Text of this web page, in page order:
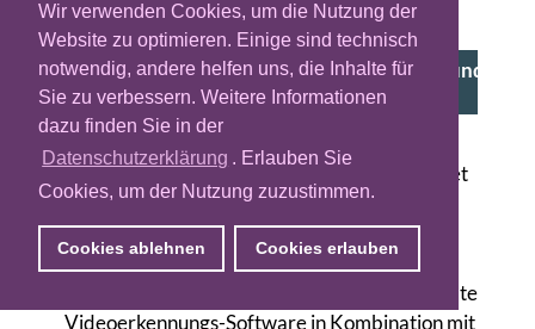
Wir verwenden Cookies, um die Nutzung der
Website zu optimieren. Einige sind technisch
notwendig, andere helfen uns, die Inhalte für
Sie zu verbessern. Weitere Informationen
dazu finden Sie in der
Datenschutzerklärung . Erlauben Sie
Cookies, um der Nutzung zuzustimmen.
Cookies ablehnen Cookies erlauben
PARTNER
all eyes on screens - Analyse, Optimierung und
Planung von TV-Kampagnen
Zagreb (HR), Gleisdorf (AT), Karlsruhe (DE)
all eyes on screens (vormals AdScanner) bietet
als europäisches Unternehmen Lösungen zur
Echtzeit-Messung und -Analyse sowie KI-
basierten Planung und Optimierung von TV-
und Videokampagnen an. Die selbstentwickelte
Videoerkennungs-Software in Kombination mit